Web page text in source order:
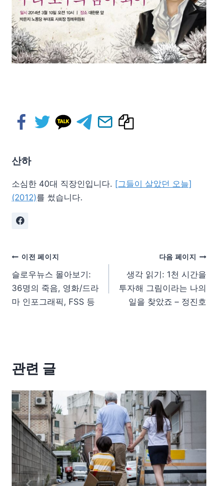
산하
소심한 40대 직장인입니다. [그들이 살았던 오늘]
(2012)를 썼습니다.
이전 페이지
슬로우뉴스 몰아보기:
36명의 죽음, 영화/드라
마 인포그래픽, FSS 등
다음 페이지
생각 읽기: 1천 시간을
투자해 그림이라는 나의
일을 찾았죠 – 정진호
관련 글